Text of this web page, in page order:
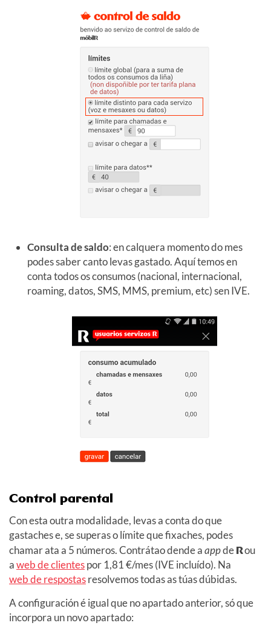
Consulta de saldo: en calquera momento do mes
podes saber canto levas gastado. Aquí temos en
conta todos os consumos (nacional, internacional,
roaming, datos, SMS, MMS, premium, etc) sen IVE.
Control parental
Con esta outra modalidade, levas a conta do que
gastaches e, se superas o límite que fixaches, podes
chamar ata a 5 números. Contrátao dende aappdeRou
aweb de clientespor 1,81 €/mes (IVE incluído). Na
web de respostasresolvemos todas as túas dúbidas.
A configuración é igual que no apartado anterior, só que
incorpora un novo apartado: